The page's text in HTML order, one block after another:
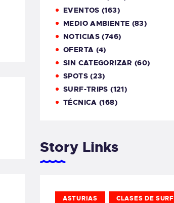
EVENTOS (163)
MEDIO AMBIENTE (83)
NOTICIAS (746)
OFERTA (4)
SIN CATEGORIZAR (60)
SPOTS(23)
SURF-TRIPS (121)
TÉCNICA (168)
Story Links
ASTURIAS CLASES DE SURF